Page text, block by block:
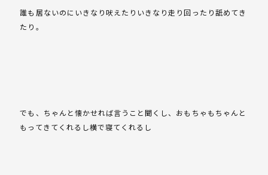
誰も居ないのにいきなり吠えたりいきなり走り回ったり舐めてき
たり。
でも、ちゃんと懐かせれば言うこと聞くし、おもちゃもちゃんと
もってきてくれるし横で寝てくれるし